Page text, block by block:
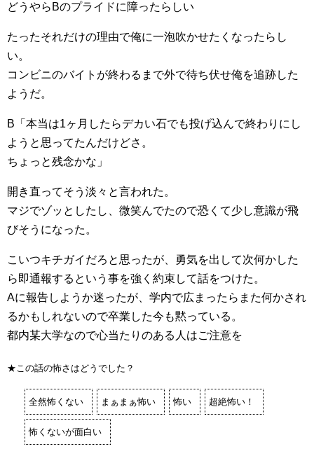
どうやらBのプライドに障ったらしい
たったそれだけの理由で俺に一泡吹かせたくなったらし
い。
コンビニのバイトが終わるまで外で待ち伏せ俺を追跡した
ようだ。
B「本当は1ヶ月したらデカい石でも投げ込んで終わりにし
ようと思ってたんだけどさ。
ちょっと残念かな」
開き直ってそう淡々と言われた。
マジでゾッとしたし、微笑んでたので恐くて少し意識が飛
びそうになった。
こいつキチガイだろと思ったが、勇気を出して次何かした
ら即通報するという事を強く約束して話をつけた。
Aに報告しようか迷ったが、学内で広まったらまた何かされ
るかもしれないので卒業した今も黙っている。
都内某大学なので心当たりのある人はご注意を
★この話の怖さはどうでした？
全然怖くない まぁまぁ怖い 怖い 超絶怖い！
怖くないが面白い